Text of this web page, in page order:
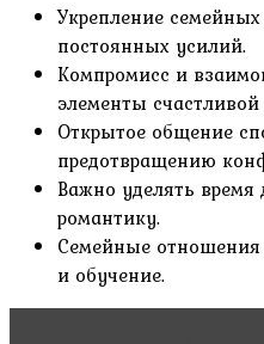
Укрепление
постоянных усилий.
Компромисс и
элементы
Открытое общение
предотвращению
Важно уделять время
романтику.
Семейные отношения
и обучение.